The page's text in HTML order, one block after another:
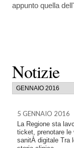
Notizie
5 GENNAIO 2016
La Regione sta
ticket, prenotare
sanitÀ digitale Tra
appunto quella